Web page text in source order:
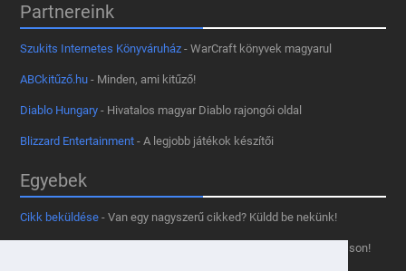
Partnereink
Szukits Internetes Könyváruház - WarCraft könyvek magyarul
ABCkitűző.hu - Minden, ami kitűző!
Diablo Hungary - Hivatalos magyar Diablo rajongói oldal
Blizzard Entertainment - A legjobb játékok készítői
Egyebek
Cikk beküldése - Van egy nagyszerű cikked? Küldd be nekünk!
- Tetszik az oldal? Segíts, hogy fennmaradhasson!